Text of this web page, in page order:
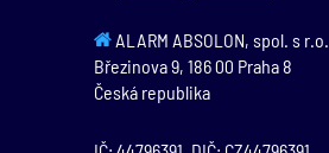
ALARM ABSOLON, spol. s r.o.
Březinova 9, 186 00 Praha 8
Česká republika